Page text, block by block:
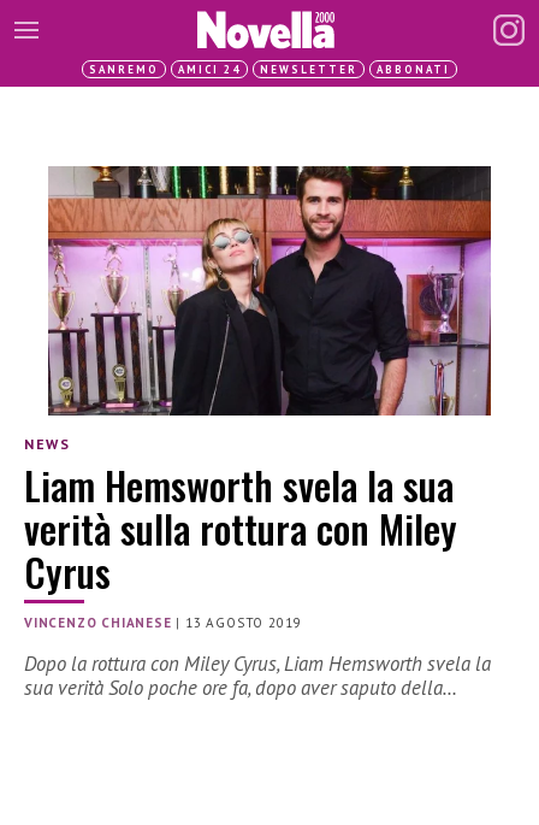
SANREMO AMICI 24 NEWSLETTER ABBONATI
NEWS
Liam Hemsworth svela la sua
verità sulla rottura con Miley
Cyrus
VINCENZO CHIANESE | 13 AGOSTO 2019
Dopo la rottura con Miley Cyrus, Liam Hemsworth svela la
sua verità Solo poche ore fa, dopo aver saputo della…